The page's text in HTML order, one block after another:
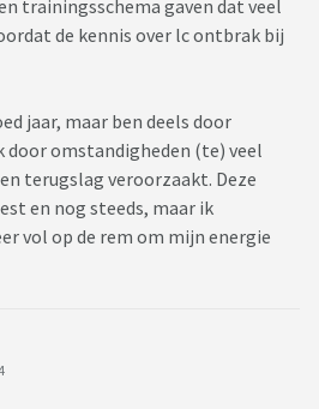
trainingsschema gaven dat veel
de kennis over lc ontbrak bij
jaar, maar ben deels door
door omstandigheden (te) veel
terugslag veroorzaakt. Deze
en nog steeds, maar ik
vol op de rem om mijn energie